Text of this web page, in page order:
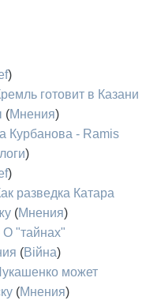
)
готовит в Казани
(Мнения)
Курбанова - Ramis
)
)
разведка Катара
(Мнения)
"тайнах"
(Війна)
может
(Мнения)